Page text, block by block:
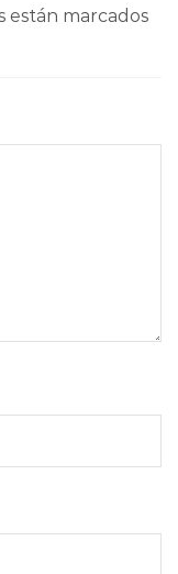
están marcados